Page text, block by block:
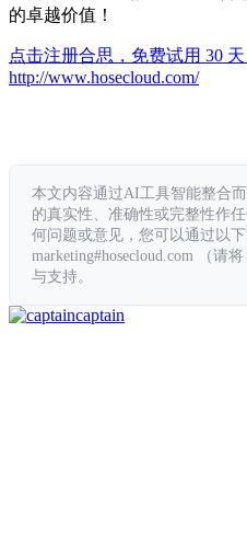
的卓越价值！
点击注册合思，免费试用 30 天
http://www.hosecloud.com/
本文内容通过AI工具智能整合
的真实性、准确性或完整性作
何问题或意见，您可以通过以
marketing#hosecloud.com （请
与支持。
captain